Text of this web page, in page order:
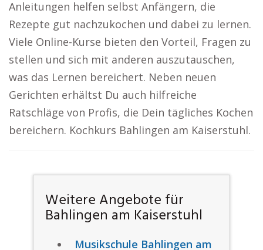
Anleitungen helfen selbst Anfängern, die
Rezepte gut nachzukochen und dabei zu lernen.
Viele Online-Kurse bieten den Vorteil, Fragen zu
stellen und sich mit anderen auszutauschen,
was das Lernen bereichert. Neben neuen
Gerichten erhältst Du auch hilfreiche
Ratschläge von Profis, die Dein tägliches Kochen
bereichern. Kochkurs Bahlingen am Kaiserstuhl.
Weitere Angebote für
Bahlingen am Kaiserstuhl
Musikschule Bahlingen am